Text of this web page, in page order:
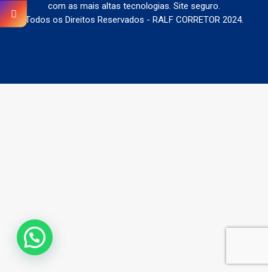
com as mais altas tecnologias. Site seguro.
Todos os Direitos Reservados - RALF CORRETOR 2024.